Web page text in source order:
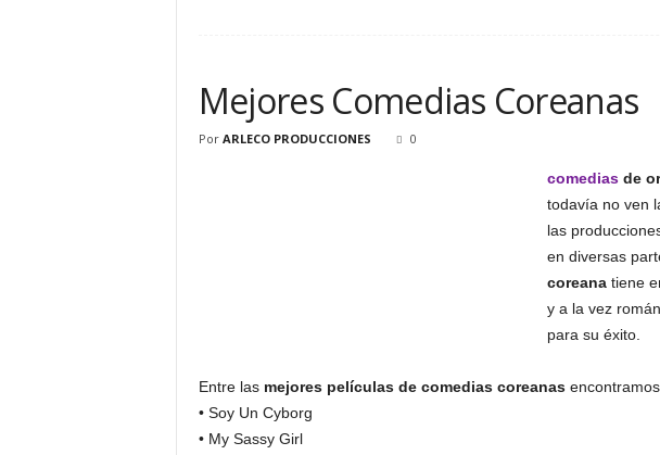
Mejores Comedias Coreanas
Por ARLECO PRODUCCIONES 0
comediasde
todavía no ven
las
en diversas
coreanatiene
y a la vez
para su éxito.
Entre las mejores películas de comedias coreanas
• Soy Un Cyborg
• My Sassy Girl